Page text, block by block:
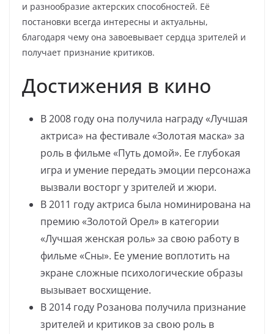
и разнообразие актерских способностей. Её
постановки всегда интересны и актуальны,
благодаря чему она завоевывает сердца зрителей и
получает признание критиков.
Достижения в кино
В 2008 году она получила награду «Лучшая
актриса» на фестивале «Золотая маска» за
роль в фильме «Путь домой». Ее глубокая
игра и умение передать эмоции персонажа
вызвали восторг у зрителей и жюри.
В 2011 году актриса была номинирована на
премию «Золотой Орел» в категории
«Лучшая женская роль» за свою работу в
фильме «Сны». Ее умение воплотить на
экране сложные психологические образы
вызывает восхищение.
В 2014 году Розанова получила признание
зрителей и критиков за свою роль в